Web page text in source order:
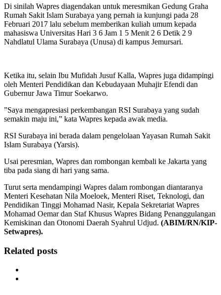
Di sinilah Wapres diagendakan untuk meresmikan Gedung Graha
Rumah Sakit Islam Surabaya yang pernah ia kunjungi pada 28
Februari 2017 lalu sebelum memberikan kuliah umum kepada
mahasiswa Universitas Hari 3 6 Jam 1 5 Menit 2 6 Detik 2 9
Nahdlatul Ulama Surabaya (Unusa) di kampus Jemursari.
Ketika itu, selain Ibu Mufidah Jusuf Kalla, Wapres juga didampingi
oleh Menteri Pendidikan dan Kebudayaan Muhajir Efendi dan
Gubernur Jawa Timur Soekarwo.
”Saya mengapresiasi perkembangan RSI Surabaya yang sudah
semakin maju ini,” kata Wapres kepada awak media.
RSI Surabaya ini berada dalam pengelolaan Yayasan Rumah Sakit
Islam Surabaya (Yarsis).
Usai peresmian, Wapres dan rombongan kembali ke Jakarta yang
tiba pada siang di hari yang sama.
Turut serta mendampingi Wapres dalam rombongan diantaranya
Menteri Kesehatan Nila Moeloek, Menteri Riset, Teknologi, dan
Pendidikan Tinggi Mohamad Nasir, Kepala Sekretariat Wapres
Mohamad Oemar dan Staf Khusus Wapres Bidang Penanggulangan
Kemiskinan dan Otonomi Daerah Syahrul Udjud. (ABIM/RN/KIP-
Setwapres).
Related posts